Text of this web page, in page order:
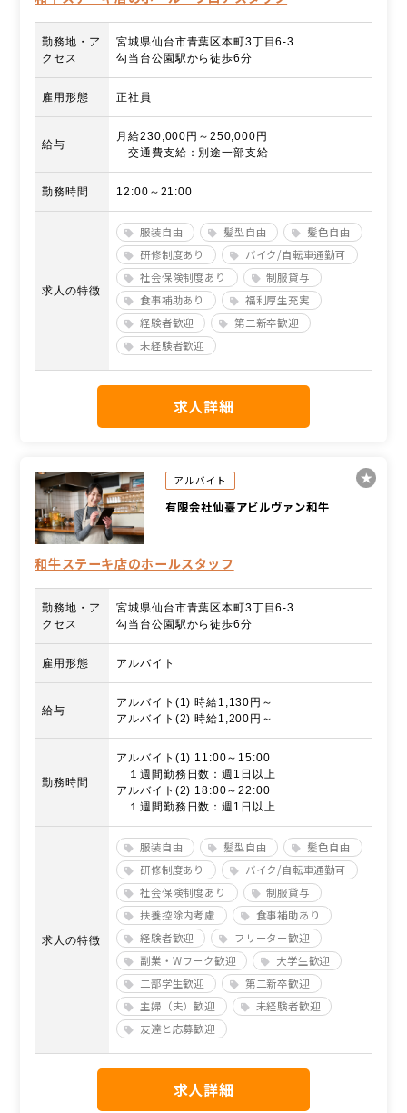
勤務地・ア
クセス
宮城県仙台市青葉区本町3丁目6-3
勾当台公園駅から徒歩6分
雇用形態 正社員
給与
月給230,000円～250,000円
交通費支給：別途一部支給
勤務時間 12:00～21:00
求人の特徴
服装自由 髪型自由
髪色自由
研修制度あり
バイク/自転車通勤可
社会保険制度あり
制服貸与
食事補助あり
福利厚生充実
経験者歓迎
第二新卒歓迎
未経験者歓迎
求人詳細
アルバイト
有限会社仙臺アビルヴァン和牛
和牛ステーキ店のホールスタッフ
勤務地・ア
クセス
宮城県仙台市青葉区本町3丁目6-3
勾当台公園駅から徒歩6分
雇用形態 アルバイト
給与
アルバイト(1) 時給1,130円～
アルバイト(2) 時給1,200円～
勤務時間
アルバイト(1) 11:00～15:00
１週間勤務日数：週1日以上
アルバイト(2) 18:00～22:00
１週間勤務日数：週1日以上
求人の特徴
服装自由 髪型自由
髪色自由
研修制度あり
バイク/自転車通勤可
社会保険制度あり
制服貸与
扶養控除内考慮
食事補助あり
経験者歓迎
フリーター歓迎
副業・Wワーク歓迎
大学生歓迎
二部学生歓迎
第二新卒歓迎
主婦（夫）歓迎
未経験者歓迎
友達と応募歓迎
求人詳細